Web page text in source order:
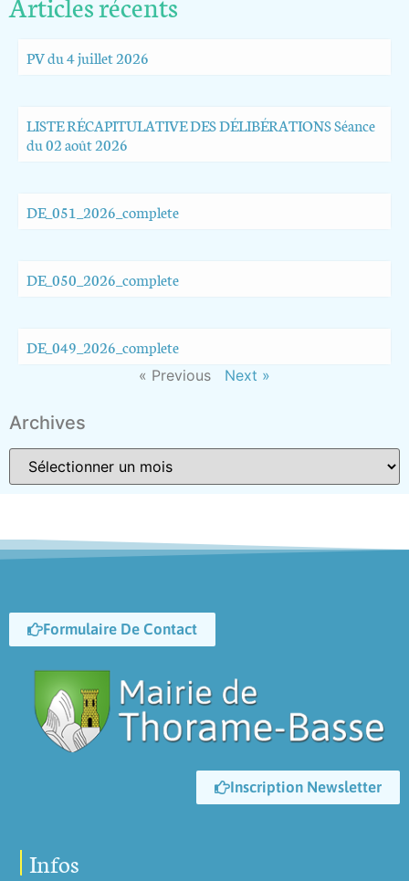
PV du 4 juillet 2026
LISTE RÉCAPITULATIVE DES DÉLIBÉRATIONS Séance
du 02 août 2026
DE_051_2026_complete
DE_050_2026_complete
DE_049_2026_complete
« Previous Next »
Archives
Formulaire De Contact
Inscription Newsletter
Infos